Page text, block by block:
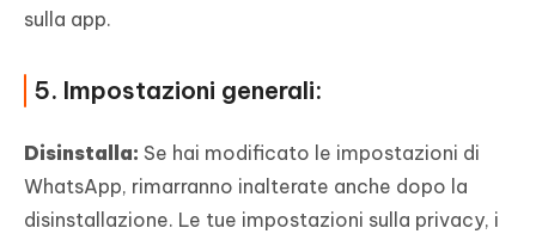
sulla app.
5. Impostazioni generali:
Disinstalla: Se hai modificato le impostazioni di
WhatsApp, rimarranno inalterate anche dopo la
disinstallazione. Le tue impostazioni sulla privacy, i